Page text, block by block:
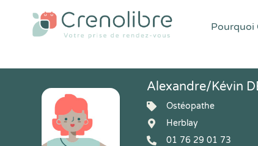
Pourquoi
Alexandre/Kévin
Ostéopathe
Herblay
01 76 29 01 73